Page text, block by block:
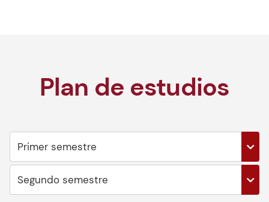
Plan de estudios
Primer semestre
Sistema de gestión de la seguridad y
Segundo semestre